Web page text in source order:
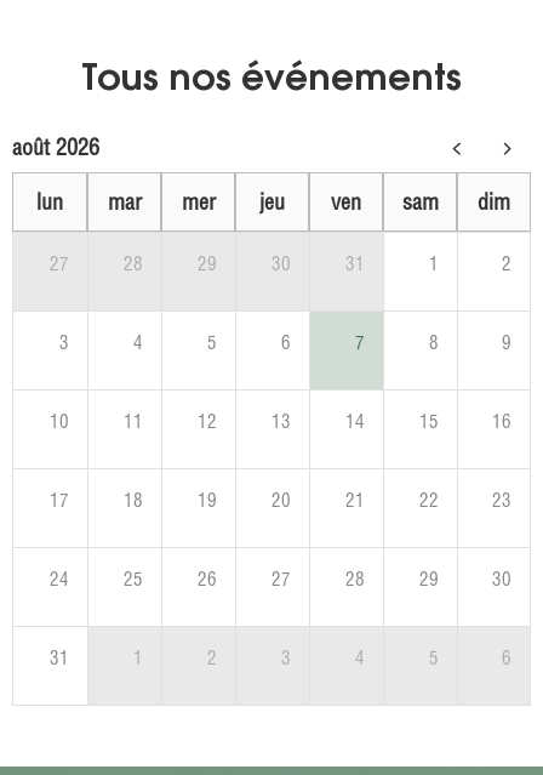
Tous nos événements
août 2026
lun
mar mer jeu ven sam dim
27 28 29 30 31 1 2
3 4 5 6 7 8 9
10 11 12 13 14 15 16
17 18 19 20 21 22 23
24 25 26 27 28 29 30
31 1 2 3 4 5 6